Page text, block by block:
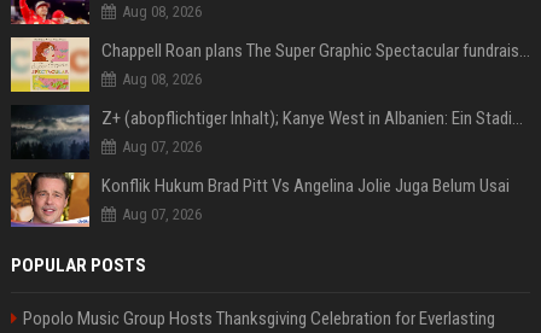
Aug 08, 2026
Chappell Roan plans The Super Graphic Spectacular fundraiser in October
Aug 08, 2026
Z+ (abopflichtiger Inhalt); Kanye West in Albanien: Ein Stadion für eine Nacht
Aug 07, 2026
Konflik Hukum Brad Pitt Vs Angelina Jolie Juga Belum Usai
Aug 07, 2026
POPULAR POSTS
Popolo Music Group Hosts Thanksgiving Celebration for Everlasting